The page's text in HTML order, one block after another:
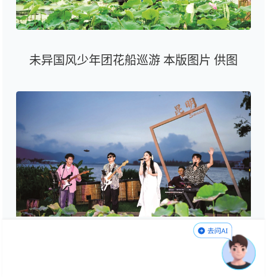
未异国风少年团花船巡游 本版图片 供图
大观楼首届晚霞音乐会在公园“夕阳座椅”草